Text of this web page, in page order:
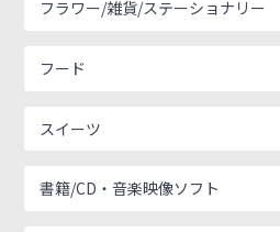
フラワー/雑貨/ステーショナリー
フード
スイーツ
書籍/CD・音楽映像ソフト